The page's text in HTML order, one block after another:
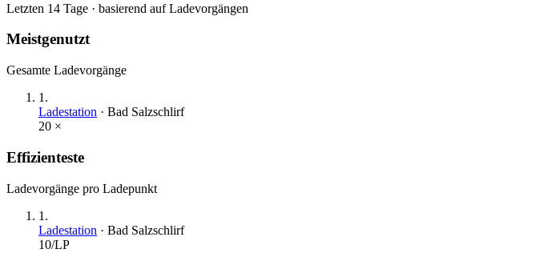
Letzten 14 Tage · basierend auf Ladevorgängen
Meistgenutzt
Gesamte Ladevorgänge
1 .
Ladestation · Bad Salzschlirf
20 ×
Effizienteste
Ladevorgänge pro Ladepunkt
1 .
Ladestation · Bad Salzschlirf
10/LP